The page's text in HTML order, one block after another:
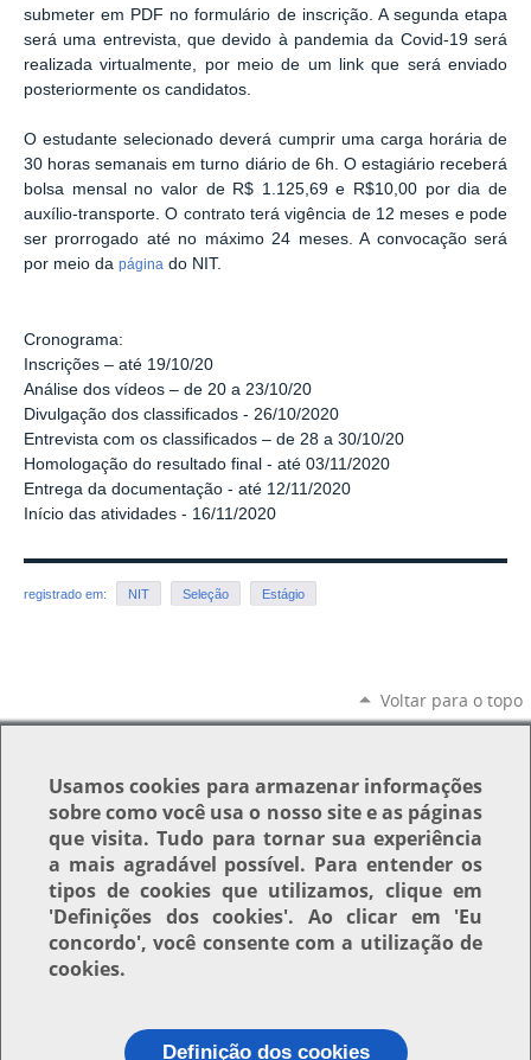
submeter em PDF no formulário de inscrição. A segunda etapa
será uma entrevista, que devido à pandemia da Covid-19 será
realizada virtualmente, por meio de um link que será enviado
posteriormente os candidatos.
O estudante selecionado deverá cumprir uma carga horária de
30 horas semanais em turno diário de 6h. O estagiário receberá
bolsa mensal no valor de R$ 1.125,69 e R$10,00 por dia de
auxílio-transporte. O contrato terá vigência de 12 meses e pode
ser prorrogado até no máximo 24 meses. A convocação será
por meio da página do NIT.
Cronograma:
Inscrições – até 19/10/20
Análise dos vídeos – de 20 a 23/10/20
Divulgação dos classificados - 26/10/2020
Entrevista com os classificados – de 28 a 30/10/20
Homologação do resultado final - até 03/11/2020
Entrega da documentação - até 12/11/2020
Início das atividades - 16/11/2020
registrado em: NIT Seleção Estágio
Voltar para o topo
Usamoscookies para armazenar informações
sobre como você usa o nosso site e as páginas
que visita. Tudo para tornar sua experiência
a mais agradável possível. Para entender os
tipos de cookies que utilizamos, clique em
'Definições dos cookies'. Ao clicar em 'Eu
concordo', você consente com a utilização de
cookies.